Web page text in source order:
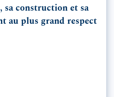
sa construction et sa
au plus grand respect